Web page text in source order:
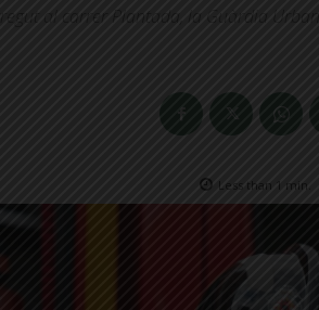
al carrer Plantada, la Guàrdia
Less than 1 min.